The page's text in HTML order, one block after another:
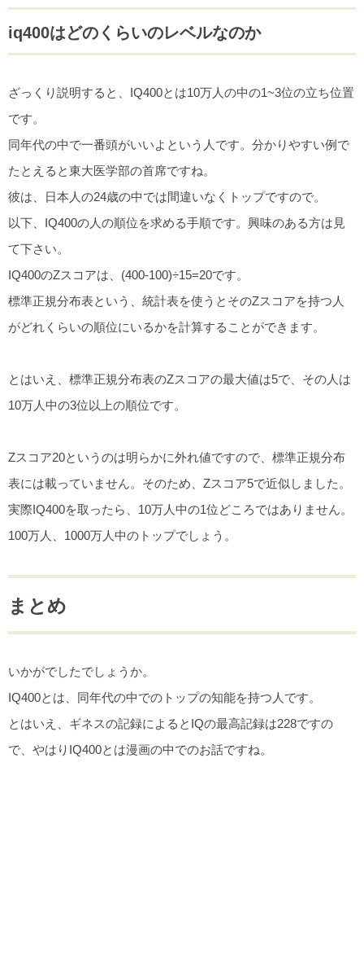
iq400はどのくらいのレベルなのか
ざっくり説明すると、IQ400とは10万人の中の1~3位の立ち位置
です。
同年代の中で一番頭がいいよという人です。分かりやすい例で
たとえると東大医学部の首席ですね。
彼は、日本人の24歳の中では間違いなくトップですので。
以下、IQ400の人の順位を求める手順です。興味のある方は見
て下さい。
IQ400のZスコアは、(400-100)÷15=20です。
標準正規分布表という、統計表を使うとそのZスコアを持つ人
がどれくらいの順位にいるかを計算することができます。
とはいえ、標準正規分布表のZスコアの最大値は5で、その人は
10万人中の3位以上の順位です。
Zスコア20というのは明らかに外れ値ですので、標準正規分布
表には載っていません。そのため、Zスコア5で近似しました。
実際IQ400を取ったら、10万人中の1位どころではありません。
100万人、1000万人中のトップでしょう。
まとめ
いかがでしたでしょうか。
IQ400とは、同年代の中でのトップの知能を持つ人です。
とはいえ、ギネスの記録によるとIQの最高記録は228ですの
で、やはりIQ400とは漫画の中でのお話ですね。